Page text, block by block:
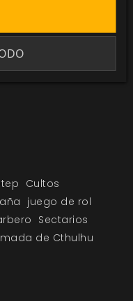
Cultos
juego de rol
Sectarios
de Cthulhu